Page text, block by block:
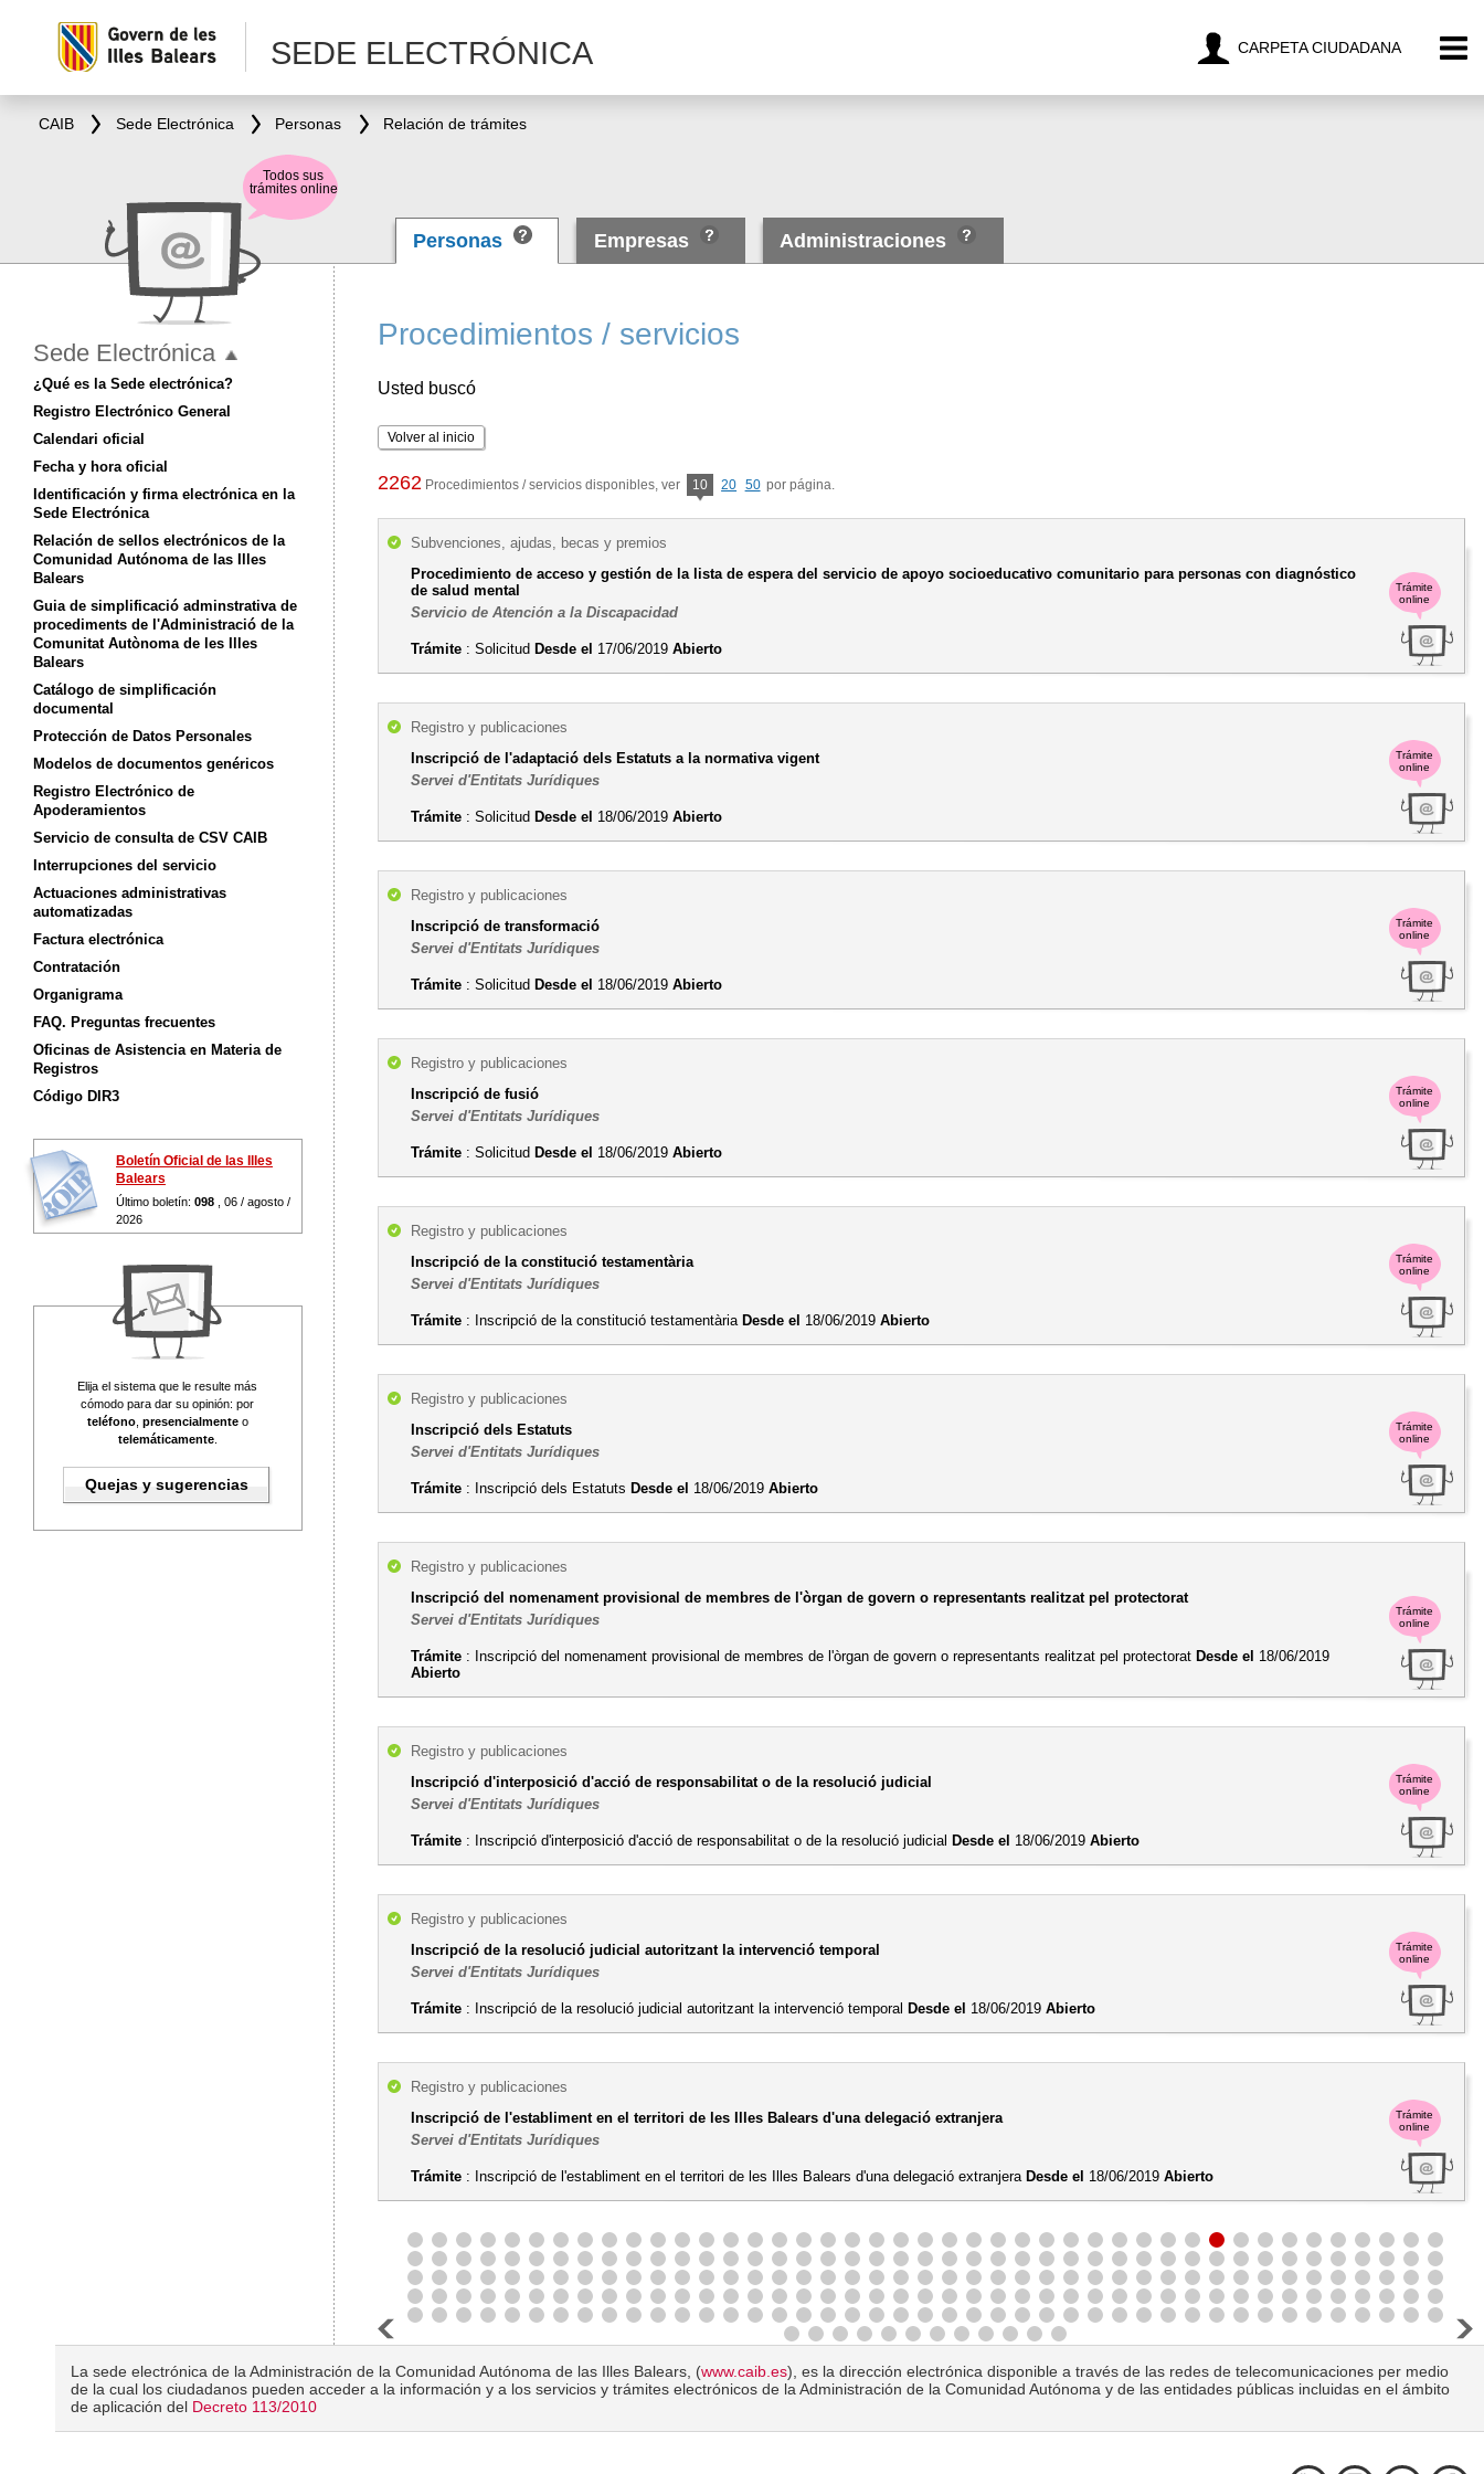
SEDE ELECTRÓNICA CARPETA CIUDADANA
CAIB Sede Electrónica Personas Relación de trámites
Personas Empresas Administraciones
Procedimientos / servicios
Usted buscó
Volver al inicio
2262 Procedimientos / servicios disponibles, ver 10 20 50 por página.
Trámite
online
Subvenciones, ajudas, becas y premios
Procedimiento de acceso y gestión de la lista de espera del servicio de apoyo socioeducativo comunitario para personas con diagnóstico
de salud mental
Servicio de Atención a la Discapacidad
Trámite : Solicitud Desde el 17/06/2019Abierto
Trámite
online
Registro y publicaciones
Inscripció de l'adaptació dels Estatuts a la normativa vigent
Servei d'Entitats Jurídiques
Trámite : Solicitud Desde el 18/06/2019Abierto
Trámite
online
Registro y publicaciones
Inscripció de transformació
Servei d'Entitats Jurídiques
Trámite : Solicitud Desde el 18/06/2019Abierto
Trámite
online
Registro y publicaciones
Inscripció de fusió
Servei d'Entitats Jurídiques
Trámite : Solicitud Desde el 18/06/2019Abierto
Trámite
online
Registro y publicaciones
Inscripció de la constitució testamentària
Servei d'Entitats Jurídiques
Trámite : Inscripció de la constitució testamentària Desde el 18/06/2019Abierto
Trámite
online
Registro y publicaciones
Inscripció dels Estatuts
Servei d'Entitats Jurídiques
Trámite : Inscripció dels Estatuts Desde el 18/06/2019Abierto
Trámite
online
Registro y publicaciones
Inscripció del nomenament provisional de membres de l'òrgan de govern o representants realitzat pel protectorat
Servei d'Entitats Jurídiques
Trámite : Inscripció del nomenament provisional de membres de l'òrgan de govern o representants realitzat pel protectorat Desde el 18/06/2019
Abierto
Trámite
online
Registro y publicaciones
Inscripció d'interposició d'acció de responsabilitat o de la resolució judicial
Servei d'Entitats Jurídiques
Trámite : Inscripció d'interposició d'acció de responsabilitat o de la resolució judicial Desde el 18/06/2019Abierto
Trámite
online
Registro y publicaciones
Inscripció de la resolució judicial autoritzant la intervenció temporal
Servei d'Entitats Jurídiques
Trámite : Inscripció de la resolució judicial autoritzant la intervenció temporal Desde el 18/06/2019Abierto
Trámite
online
Registro y publicaciones
Inscripció de l'establiment en el territori de les Illes Balears d'una delegació extranjera
Servei d'Entitats Jurídiques
Trámite : Inscripció de l'establiment en el territori de les Illes Balears d'una delegació extranjera Desde el 18/06/2019Abierto
Todos sus
trámites online
Sede Electrónica
¿Qué es la Sede electrónica?
Registro Electrónico General
Calendari oficial
Fecha y hora oficial
Identificación y firma electrónica en la
Sede Electrónica
Relación de sellos electrónicos de la
Comunidad Autónoma de las Illes
Balears
Guia de simplificació adminstrativa de
procediments de l'Administració de la
Comunitat Autònoma de les Illes
Balears
Catálogo de simplificación
documental
Protección de Datos Personales
Modelos de documentos genéricos
Registro Electrónico de
Apoderamientos
Servicio de consulta de CSV CAIB
Interrupciones del servicio
Actuaciones administrativas
automatizadas
Factura electrónica
Contratación
Organigrama
FAQ. Preguntas frecuentes
Oficinas de Asistencia en Materia de
Registros
Código DIR3
Boletín Oficial de las Illes
Balears
Último boletín:098 , 06 / agosto /
2026
Elija el sistema que le resulte más
cómodo para dar su opinión: por
teléfono, presencialmenteo
telemáticamente.
Quejas y sugerencias
La sede electrónica de la Administración de la Comunidad Autónoma de las Illes Balears, (www.caib.es), es la dirección electrónica disponible a través de las redes de telecomunicaciones per medio
de la cual los ciudadanos pueden acceder a la información y a los servicios y trámites electrónicos de la Administración de la Comunidad Autónoma y de las entidades públicas incluidas en el ámbito
de aplicación del Decreto 113/2010